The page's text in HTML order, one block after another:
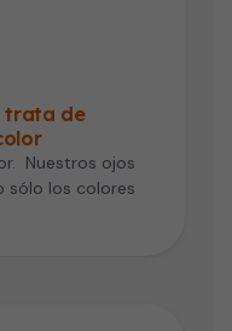
trata de
Nuestros ojos
sólo los colores